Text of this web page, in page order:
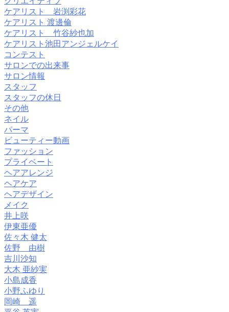
ケアリスト 岩渕彩花
ケアリスト 渡邊倫
ケアリスト 竹谷紗也加
ケアリスト池田アンジェルケイ
コンテスト
サロンでの出来事
サロン情報
スタッフ
スタッフの休日
その他
ネイル
パーマ
ビューティー動画
ファッション
プライベート
ヘアアレンジ
ヘアケア
ヘアデザイン
メイク
井上咲
伊東亜優
佐々木 健太
佐野 由樹
吉川沙知
大木 亜紗実
小島成香
小野ふゆり
岡崎 遥